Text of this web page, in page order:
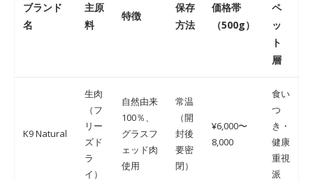
ブランド
名
主原
料
特徴
保存
方法
価格帯
（500g）
ペ
ッ
ト
層
K9 Natural
生肉
（フ
リー
ズド
ラ
イ）
自然由来
100％、
グラスフ
ェッド肉
使用
常温
（開
封後
要密
閉）
¥6,000〜
8,000
食い
つ
き・
健康
重視
派